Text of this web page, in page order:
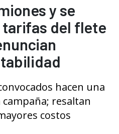
y se
del flete
hacen una
resaltan
costos